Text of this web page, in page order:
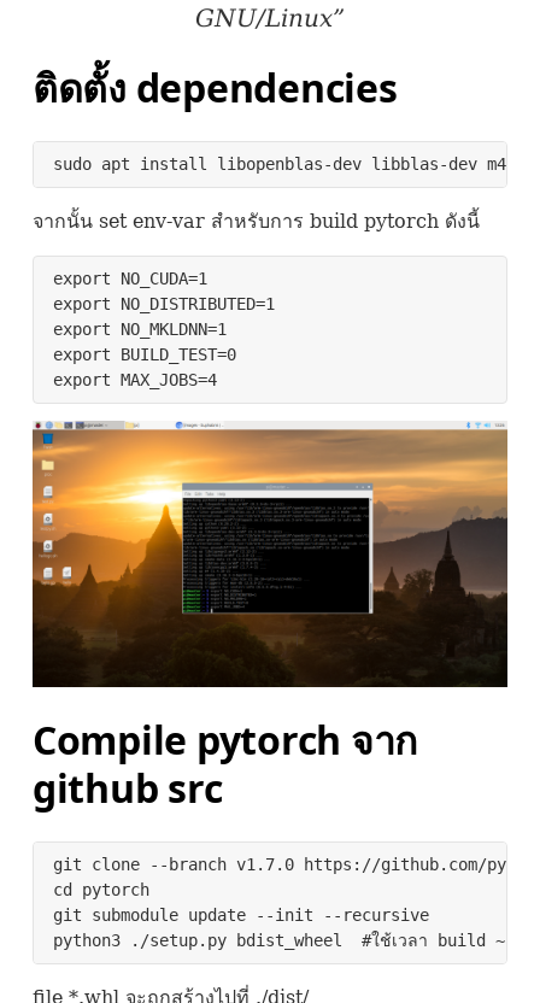
GNU/Linux”
ติดตั้ง dependencies
sudo apt install libopenblas-dev libblas-dev m4
จากนั้น set env-var สำหรับการ build pytorch ดังนี้
export NO_CUDA=1
export NO_DISTRIBUTED=1
export NO_MKLDNN=1
export BUILD_TEST=0
export MAX_JOBS=4
Compile pytorch จาก
github src
git clone --branch v1.7.0 https://github.com/
cd pytorch
git submodule update --init --recursive
python3 ./setup.py bdist_wheel  #ใช้เวลา build ~120
file *.whl จะถูกสร้างไปที่ ./dist/